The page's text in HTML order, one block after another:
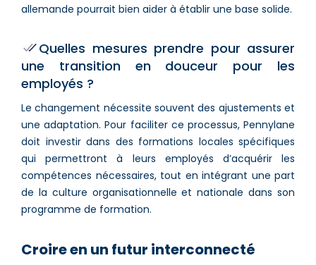
allemande pourrait bien aider à établir une base solide.
Quelles mesures prendre pour assurer
une transition en douceur pour les
employés ?
Le changement nécessite souvent des ajustements et
une adaptation. Pour faciliter ce processus, Pennylane
doit investir dans des formations locales spécifiques
qui permettront à leurs employés d’acquérir les
compétences nécessaires, tout en intégrant une part
de la culture organisationnelle et nationale dans son
programme de formation.
Croire en un futur interconnecté